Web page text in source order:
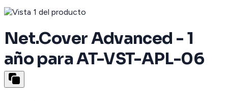
Net.Cover Advanced - 1
año para AT-VST-APL-06